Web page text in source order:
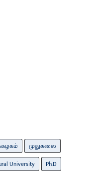
முதுகலை
University
Ph.D